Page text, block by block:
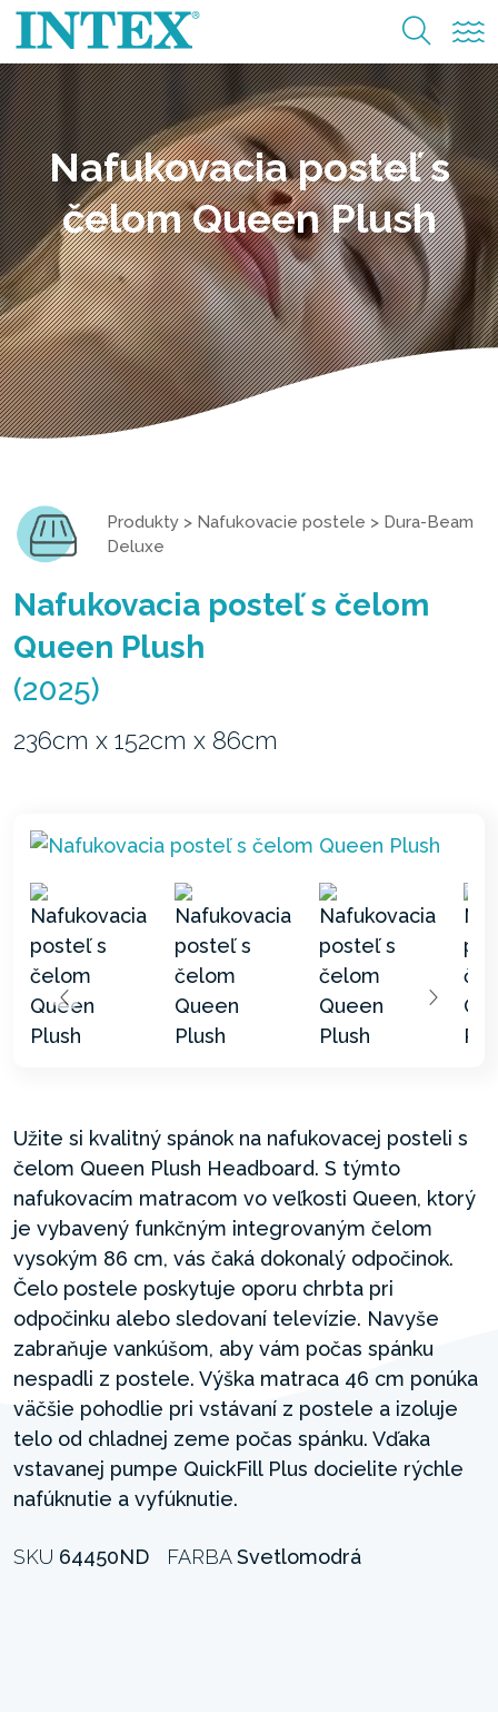
Nafukovacia posteľ s
čelom Queen Plush
Produkty > Nafukovacie postele > Dura-Beam
Deluxe
Nafukovacia posteľ s čelom
Queen Plush
(2025)
236cm x 152cm x 86cm
Užite si kvalitný spánok na nafukovacej posteli s
čelom Queen Plush Headboard. S týmto
nafukovacím matracom vo veľkosti Queen, ktorý
je vybavený funkčným integrovaným čelom
vysokým 86 cm, vás čaká dokonalý odpočinok.
Čelo postele poskytuje oporu chrbta pri
odpočinku alebo sledovaní televízie. Navyše
zabraňuje vankúšom, aby vám počas spánku
nespadli z postele. Výška matraca 46 cm ponúka
väčšie pohodlie pri vstávaní z postele a izoluje
telo od chladnej zeme počas spánku. Vďaka
vstavanej pumpe QuickFill Plus docielite rýchle
nafúknutie a vyfúknutie.
SKU 64450ND FARBASvetlomodrá